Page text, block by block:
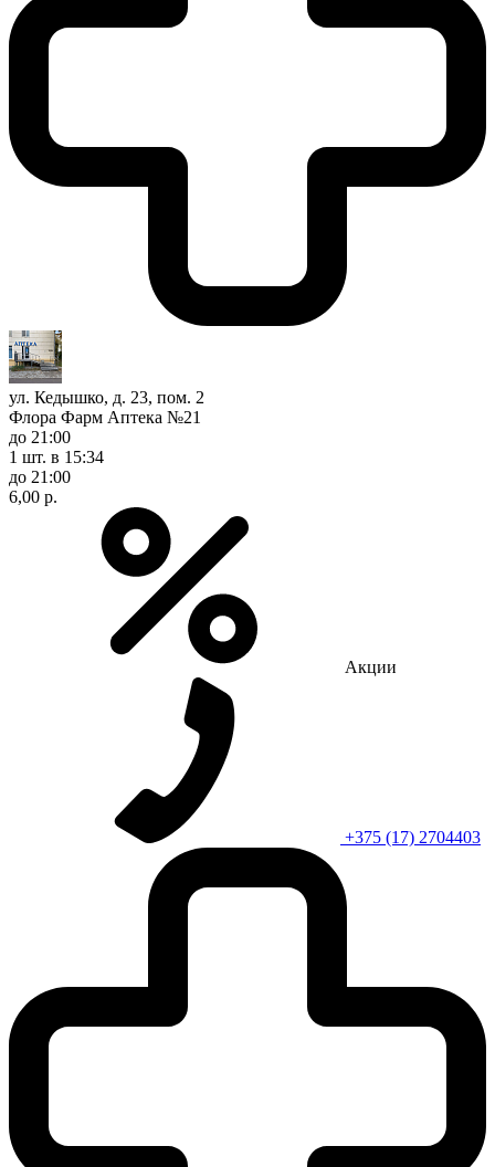
ул. Кедышко, д. 23, пом. 2
Флора Фарм Аптека №21
до 21:00
1 шт. в 15:34
до 21:00
6,00 р.
Акции
+375 (17) 2704403